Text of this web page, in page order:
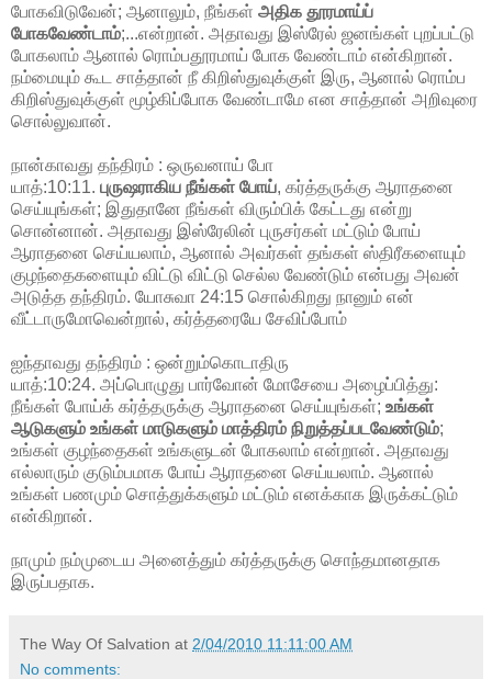
போகவிடுவேன்; ஆனாலும், நீங்கள் அதிக தூரமாய்ப்
போகவேண்டாம்;...என்றான். அதாவது இஸ்ரேல் ஜனங்கள் புறப்பட்டு
போகலாம் ஆனால் ரொம்பதூரமாய் போக வேண்டாம் என்கிறான்.
நம்மையும் கூட சாத்தான் நீ கிறிஸ்துவுக்குள் இரு, ஆனால் ரொம்ப
கிறிஸ்துவுக்குள் மூழ்கிப்போக வேண்டாமே என சாத்தான் அறிவுரை
சொல்லுவான்.
நான்காவது தந்திரம் : ஒருவனாய் போ
யாத்:10:11. புருஷராகிய நீங்கள் போய், கர்த்தருக்கு ஆராதனை
செய்யுங்கள்; இதுதானே நீங்கள் விரும்பிக் கேட்டது என்று
சொன்னான். அதாவது இஸ்ரேலின் புருசர்கள் மட்டும் போய்
ஆராதனை செய்யலாம், ஆனால் அவர்கள் தங்கள் ஸ்திரீகளையும்
குழந்தைகளையும் விட்டு விட்டு செல்ல வேண்டும் என்பது அவன்
அடுத்த தந்திரம். யோசுவா 24:15 சொல்கிறது நானும் என்
வீட்டாருமோவென்றால், கர்த்தரையே சேவிப்போம்
ஐந்தாவது தந்திரம் : ஒன்றும்கொடாதிரு
யாத்:10:24. அப்பொழுது பார்வோன் மோசேயை அழைப்பித்து:
நீங்கள் போய்க் கர்த்தருக்கு ஆராதனை செய்யுங்கள்; உங்கள்
ஆடுகளும் உங்கள் மாடுகளும் மாத்திரம் நிறுத்தப்படவேண்டும்;
உங்கள் குழந்தைகள் உங்களுடன் போகலாம் என்றான். அதாவது
எல்லாரும் குடும்பமாக போய் ஆராதனை செய்யலாம். ஆனால்
உங்கள் பணமும் சொத்துக்களும் மட்டும் எனக்காக இருக்கட்டும்
என்கிறான்.
நாமும் நம்முடைய அனைத்தும் கர்த்தருக்கு சொந்தமானதாக
இருப்பதாக.
The Way Of Salvation at 2/04/2010 11:11:00 AM
No comments: